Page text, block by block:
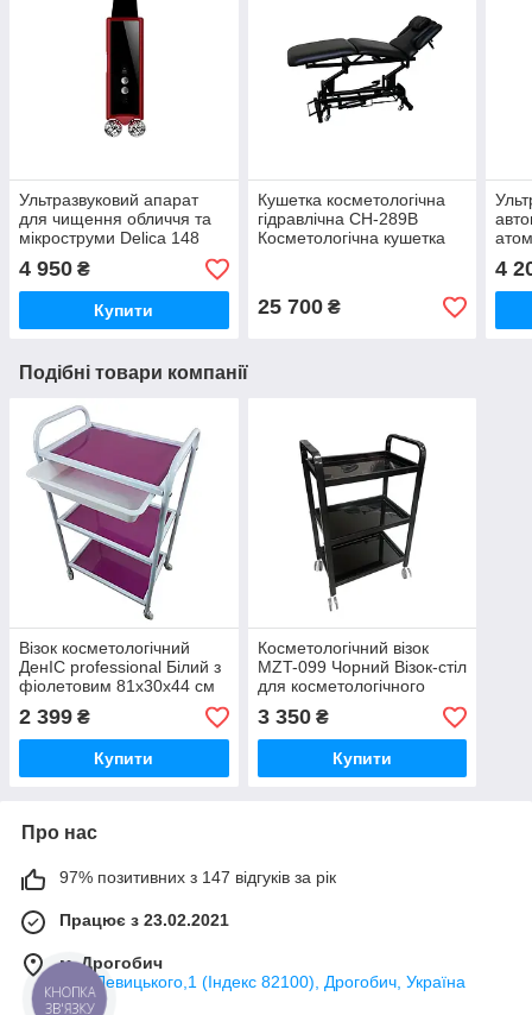
Ультразвуковий апарат
для чищення обличчя та
мікроструми Delica 148
Ультразвуковий скрабер
для чищення обличчя
4 950 ₴
Купити
Кушетка косметологічна
гідравлічна СН-289В
Косметологічна кушетка
25 700₴
для
4
Подібні товари компанії
Візок косметологічний
ДенІС professional Білий з
фіолетовим 81х30х44 см
полицями і висувним
лотком
2 399 ₴
Купити
Косметологічний візок
MZT-099 Чорний Візок-стіл
для косметологічного
3 350₴
Купити
Про нас
97% позитивних з 147 відгуків за рік
Працює з 23.02.2021
м. Дрогобич
вул. Левицького,1 (Індекс 82100), Дрогобич, Україна
КНОПКА
ЗВ'ЯЗКУ